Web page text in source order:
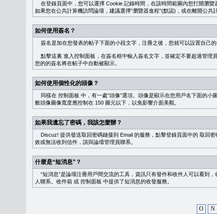
在登錄頁面中，您可以選擇 Cookie 記錄時間，在該時間範圍內您打開瀏
如果您在公共計算機訪問論壇，建議選擇“瀏覽器進程”(默認)，或在離開公共
如何使用簽名？
簽名是加在您發表的帖子下面的小段文字，注冊之後，您就可以設置自己
點擊這裏 進入控制面板，在簽名框中輸入簽名文字，並確定不要超過管
您的的簽名將在帖子中自動被顯示。
如何使用個性化的頭像？
同樣在 控制面板 中，有一處“頭像”選項。頭像是顯示在您用戶名下面的
般頭像圖像寬度應控制在 150 圖元以下，以免影響介面美觀。
如果我遺忘了密碼，我該怎麼辦？
Discuz! 提供發送取回密碼鏈接到 Email 的服務，點擊登錄頁面中的 取回密
效或無法收到信件，請與論壇管理員聯系。
什麼是“短消息”？
“短消息”是論壇注冊用戶間交流的工具，資訊只有發件和收件人可以看到
人聯系。 收件箱 或 控制面板 中提供了短消息的收發服務。
O N